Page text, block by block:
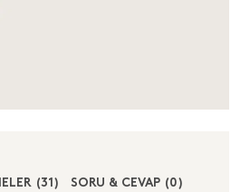
(31) SORU & CEVAP (0)